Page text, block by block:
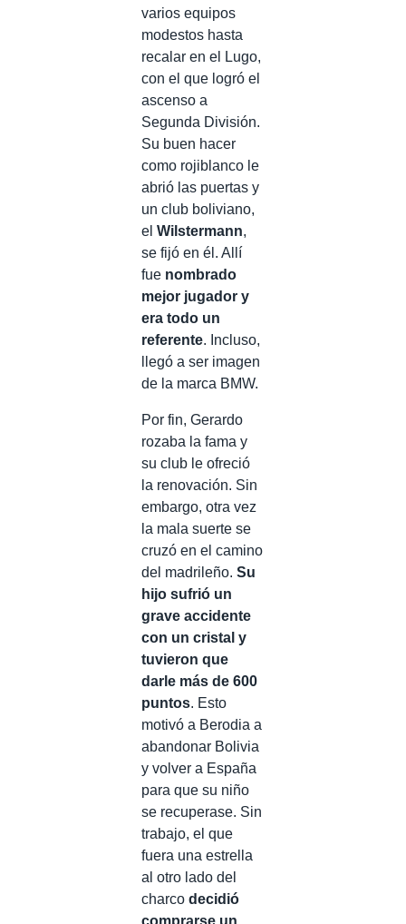
varios equipos
modestos hasta
recalar en el Lugo,
con el que logró el
ascenso a
Segunda División.
Su buen hacer
como rojiblanco le
abrió las puertas y
un club boliviano,
el Wilstermann,
se fijó en él. Allí
fue nombrado
mejor jugador y
era todo un
referente. Incluso,
llegó a ser imagen
de la marca BMW.
Por fin, Gerardo
rozaba la fama y
su club le ofreció
la renovación. Sin
embargo, otra vez
la mala suerte se
cruzó en el camino
del madrileño. Su
hijo sufrió un
grave accidente
con un cristal y
tuvieron que
darle más de 600
puntos. Esto
motivó a Berodia a
abandonar Bolivia
y volver a España
para que su niño
se recuperase. Sin
trabajo, el que
fuera una estrella
al otro lado del
charco decidió
comprarse un